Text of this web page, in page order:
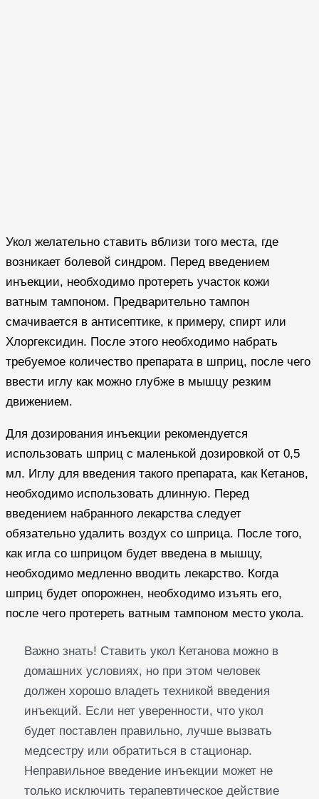
Укол желательно ставить вблизи того места, где
возникает болевой синдром. Перед введением
инъекции, необходимо протереть участок кожи
ватным тампоном. Предварительно тампон
смачивается в антисептике, к примеру, спирт или
Хлоргексидин. После этого необходимо набрать
требуемое количество препарата в шприц, после чего
ввести иглу как можно глубже в мышцу резким
движением.
Для дозирования инъекции рекомендуется
использовать шприц с маленькой дозировкой от 0,5
мл. Иглу для введения такого препарата, как Кетанов,
необходимо использовать длинную. Перед
введением набранного лекарства следует
обязательно удалить воздух со шприца. После того,
как игла со шприцом будет введена в мышцу,
необходимо медленно вводить лекарство. Когда
шприц будет опорожнен, необходимо изъять его,
после чего протереть ватным тампоном место укола.
Важно знать! Ставить укол Кетанова можно в
домашних условиях, но при этом человек
должен хорошо владеть техникой введения
инъекций. Если нет уверенности, что укол
будет поставлен правильно, лучше вызвать
медсестру или обратиться в стационар.
Неправильное введение инъекции может не
только исключить терапевтическое действие